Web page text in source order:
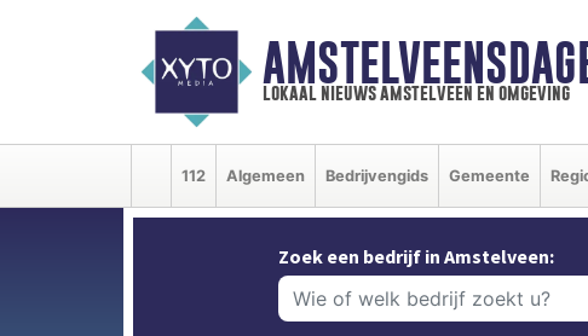
lokaal nieuws amstelveen en omgeving
112 Algemeen Bedrijvengids Gemeente
Zoek een bedrijf in Amstelveen: